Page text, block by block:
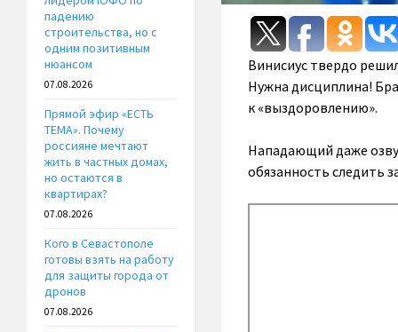
Винисиус твердо
Нужна дисциплина!
к «выздоровлению».
Нападающий даже
обязанность следить
падению
строительства, но с
одним позитивным
нюансом
07.08.2026
Прямой эфир «ЕСТЬ
ТЕМА». Почему
россияне мечтают
жить в частных домах,
но остаются в
квартирах?
07.08.2026
Кого в Севастополе
готовы взять на работу
для защиты города от
дронов
07.08.2026